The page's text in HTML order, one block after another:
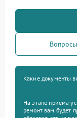
Какие документы
На этапе приема
ремонт вам будет